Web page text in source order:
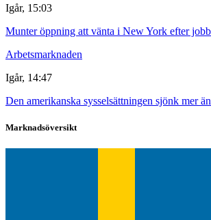
Igår, 15:03
Munter öppning att vänta i New York efter
Arbetsmarknaden
Igår, 14:47
Den amerikanska sysselsättningen sjönk mer
Marknadsöversikt